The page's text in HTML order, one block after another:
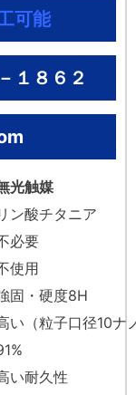
可能
１８６２
光触媒
ン酸チタニア
必要
使用
固・硬度8H
い（粒子口径10ナ
い耐久性